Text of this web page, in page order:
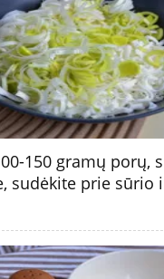
150 gramų porų,
sudėkite prie sūrio